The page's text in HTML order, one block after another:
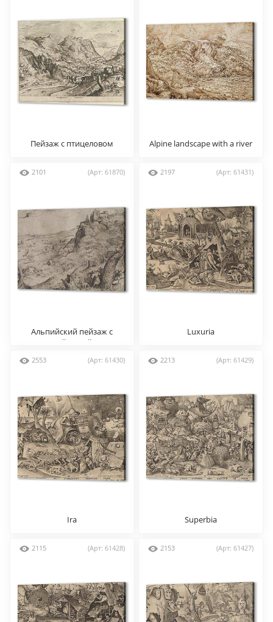
Пейзаж с птицеловом Alpine landscape with a river
2101 (Арт: 61870)
Альпийский пейзаж с
охотой на зайцев
2197 (Арт: 61431)
Luxuria
2553 (Арт: 61430)
Ira
2213 (Арт: 61429)
Superbia
2115 (Арт: 61428) 2153 (Арт: 61427)